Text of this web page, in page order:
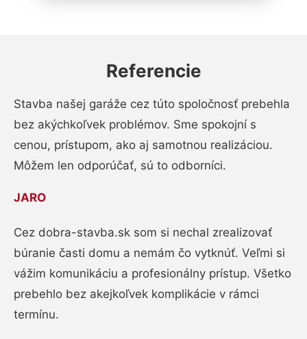
Referencie
Stavba našej garáže cez túto spoločnosť prebehla
bez akýchkoľvek problémov. Sme spokojní s
cenou, prístupom, ako aj samotnou realizáciou.
Môžem len odporúčať, sú to odborníci.
JARO
Cez dobra-stavba.sk som si nechal zrealizovať
búranie časti domu a nemám čo vytknúť. Veľmi si
vážim komunikáciu a profesionálny prístup. Všetko
prebehlo bez akejkoľvek komplikácie v rámci
termínu.